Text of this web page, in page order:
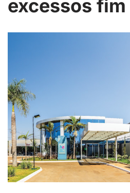
excessos fim